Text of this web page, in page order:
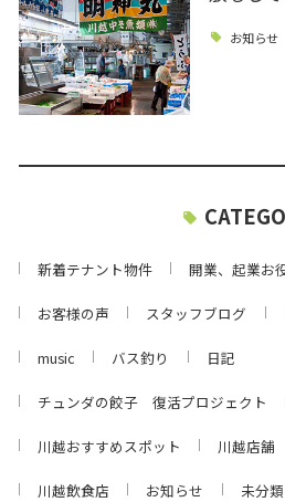
お知らせ
新着テナント物件 開業、起業お
お客様の声 スタッフブログ
music バス釣り 日記
チュンダの餃子 復活プロジェクト
川越おすすめスポット 川越店舗
川越飲食店 お知らせ 未分類